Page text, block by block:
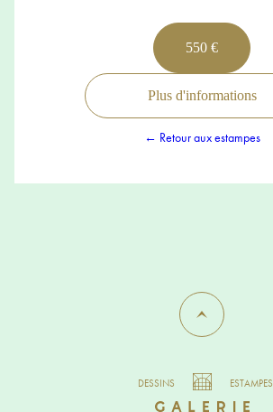
550 €
Plus d'informations
← Retour aux estampes
DESSINS ESTAMPES